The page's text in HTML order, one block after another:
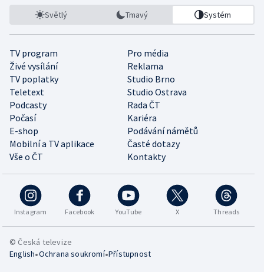
Světlý Tmavý Systém
TV program
Pro média
Živé vysílání
Reklama
TV poplatky
Studio Brno
Teletext
Studio Ostrava
Podcasty
Rada ČT
Počasí
Kariéra
E-shop
Podávání námětů
Mobilní a TV aplikace
Časté dotazy
Vše o ČT
Kontakty
Instagram Facebook YouTube X Threads
© Česká televize
English•Ochrana soukromí•Přístupnost